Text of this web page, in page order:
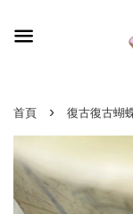
首頁 › 復古復古蝴